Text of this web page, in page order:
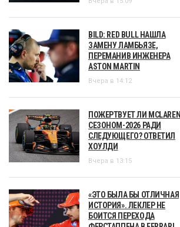
BILD: RED BULL НАШЛА
ЗАМЕНУ ЛАМБЬЯЗЕ,
ПЕРЕМАНИВ ИНЖЕНЕРА
ASTON MARTIN
Вчера в 14:12
ПОЖЕРТВУЕТ ЛИ MCLAREN
СЕЗОНОМ-2026 РАДИ
СЛЕДУЮЩЕГО? ОТВЕТИЛ
ХОУЛДИ
Вчера в 13:15
«ЭТО БЫЛА БЫ ОТЛИЧНАЯ
ИСТОРИЯ». ЛЕКЛЕР НЕ
БОИТСЯ ПЕРЕХОДА